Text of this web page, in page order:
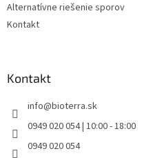
Alternatívne riešenie sporov
Kontakt
Kontakt
info@bioterra.sk
0949 020 054 | 10:00 - 18:00
0949 020 054